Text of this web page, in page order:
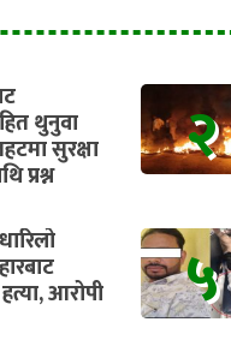
थुनुवा
सुरक्षा
प्रश्न २
आरोपी ५